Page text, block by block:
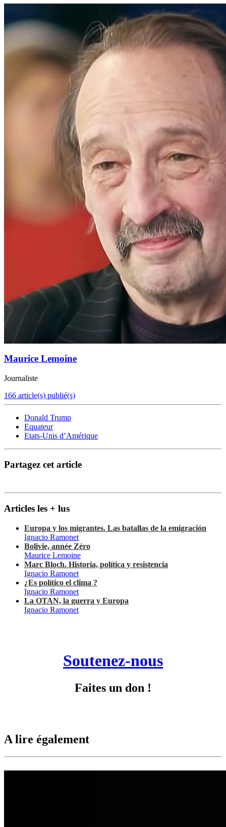
Maurice Lemoine
Journaliste
166 article(s) publié(s)
Donald Trump
Equateur
Etats-Unis d’Amérique
Partagez cet article
Articles les + lus
Europa y los migrantes. Las batallas de la emigración
Ignacio Ramonet
Bolivie, année Zéro
Maurice Lemoine
Marc Bloch. Historia, política y resistencia
Ignacio Ramonet
¿Es político el clima ?
Ignacio Ramonet
La OTAN, la guerra y Europa
Ignacio Ramonet
Soutenez-nous
Faites un don !
A lire également